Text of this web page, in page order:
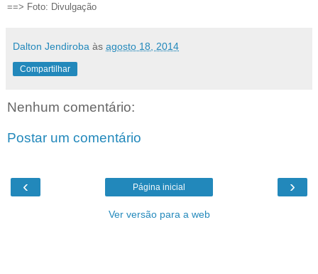
==> Foto: Divulgação
Dalton Jendiroba às agosto 18, 2014
Compartilhar
Nenhum comentário:
Postar um comentário
‹ ›
Página inicial
Ver versão para a web